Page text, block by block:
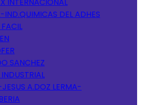
DEL ADHES
SANCHEZ
A.DOZ LERMA-